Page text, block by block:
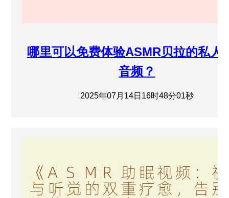
哪里可以免费体验ASMR贝拉的私人
音频？
2025年07月14日16时48分01秒